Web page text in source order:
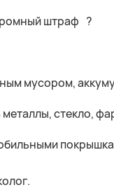
штраф ?
мусором,
металлы, стекло,